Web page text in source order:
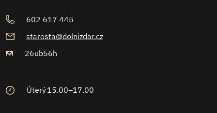
602 617 445
starosta@dolnizdar.cz
26ub56h
Úterý15.00–17.00